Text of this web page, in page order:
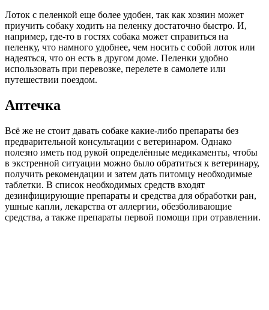
Лоток с пеленкой еще более удобен, так как хозяин может
приучить собаку ходить на пеленку достаточно быстро. И,
например, где-то в гостях собака может справиться на
пеленку, что намного удобнее, чем носить с собой лоток или
надеяться, что он есть в другом доме. Пеленки удобно
использовать при перевозке, перелете в самолете или
путешествии поездом.
Аптечка
Всё же не стоит давать собаке какие-либо препараты без
предварительной консультации с ветеринаром. Однако
полезно иметь под рукой определённые медикаменты, чтобы
в экстренной ситуации можно было обратиться к ветеринару,
получить рекомендации и затем дать питомцу необходимые
таблетки. В список необходимых средств входят
дезинфицирующие препараты и средства для обработки ран,
ушные капли, лекарства от аллергии, обезболивающие
средства, а также препараты первой помощи при отравлении.